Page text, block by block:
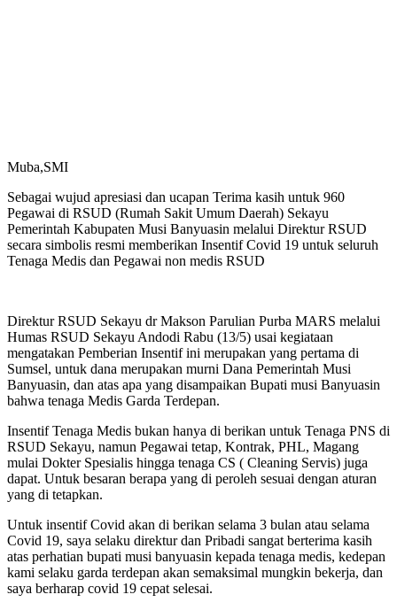
Muba,SMI
Sebagai wujud apresiasi dan ucapan Terima kasih untuk 960
Pegawai di RSUD (Rumah Sakit Umum Daerah) Sekayu
Pemerintah Kabupaten Musi Banyuasin melalui Direktur RSUD
secara simbolis resmi memberikan Insentif Covid 19 untuk seluruh
Tenaga Medis dan Pegawai non medis RSUD
Direktur RSUD Sekayu dr Makson Parulian Purba MARS melalui
Humas RSUD Sekayu Andodi Rabu (13/5) usai kegiataan
mengatakan Pemberian Insentif ini merupakan yang pertama di
Sumsel, untuk dana merupakan murni Dana Pemerintah Musi
Banyuasin, dan atas apa yang disampaikan Bupati musi Banyuasin
bahwa tenaga Medis Garda Terdepan.
Insentif Tenaga Medis bukan hanya di berikan untuk Tenaga PNS di
RSUD Sekayu, namun Pegawai tetap, Kontrak, PHL, Magang
mulai Dokter Spesialis hingga tenaga CS ( Cleaning Servis) juga
dapat. Untuk besaran berapa yang di peroleh sesuai dengan aturan
yang di tetapkan.
Untuk insentif Covid akan di berikan selama 3 bulan atau selama
Covid 19, saya selaku direktur dan Pribadi sangat berterima kasih
atas perhatian bupati musi banyuasin kepada tenaga medis, kedepan
kami selaku garda terdepan akan semaksimal mungkin bekerja, dan
saya berharap covid 19 cepat selesai.